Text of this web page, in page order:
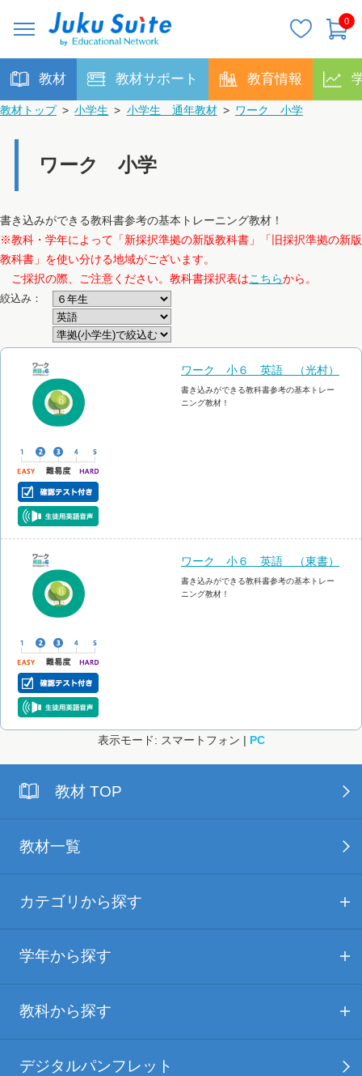
0
教材 教材サポート 教育情報
教材トップ > 小学生 > 小学生 通年教材 > ワーク 小学
ワーク 小学
書き込みができる教科書参考の基本トレーニング教材！
※教科・学年によって「新採択準拠の新版教科書」「旧採択準拠の新版
教科書」を使い分ける地域がございます。
ご採択の際、ご注意ください。教科書採択表はこちらから。
絞込み：
ワーク 小６ 英語 （光村）
書き込みができる教科書参考の基本トレー
ニング教材！
ワーク 小６ 英語 （東書）
書き込みができる教科書参考の基本トレー
ニング教材！
表示モード: スマートフォン | PC
教材 TOP
教材一覧
カテゴリから探す
学年から探す
教科から探す
デジタルパンフレット